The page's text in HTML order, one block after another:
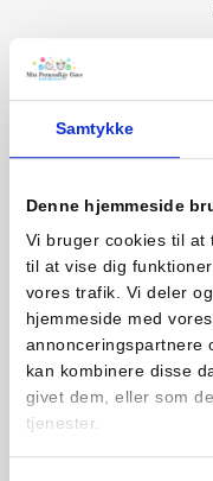
Samtykke
Denne hjemmeside
Vi bruger cookies til at
til at vise dig
vores trafik. Vi deler
hjemmeside med
annonceringspartnere
kan kombinere disse
givet dem, eller som
tjenester.